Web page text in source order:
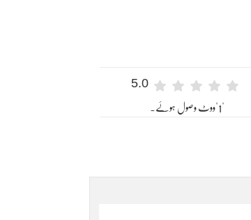
5.0
"1"ووٹ وصول ہوئے۔